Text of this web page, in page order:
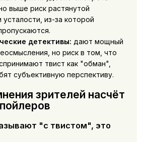
выше риск растянутой
из-за которой
детективы: дают мощный
но риск в том, что
твист как "обман",
субъективную перспективу.
зрителей насчёт
"с твистом", это